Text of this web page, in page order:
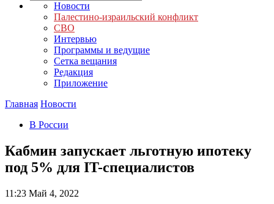
Новости
Палестино-израильский конфликт
СВО
Интервью
Программы и ведущие
Сетка вещания
Редакция
Приложение
Главная Новости
В России
Кабмин запускает льготную ипотеку
под 5% для IT-специалистов
11:23 Май 4, 2022